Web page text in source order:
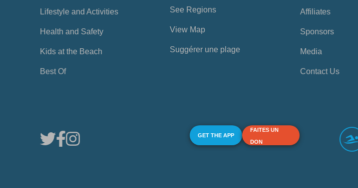
Lifestyle and Activities
Health and Safety
Kids at the Beach
Best Of
See Regions
View Map
Suggérer une plage
Affiliates
Sponsors
Media
Contact Us
GET THE APP
FAITES UN
DON